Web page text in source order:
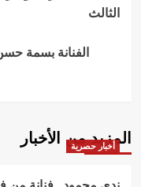
الثالث
الفنانة بسمة
المزيد من الأخبار
أخبار حصرية